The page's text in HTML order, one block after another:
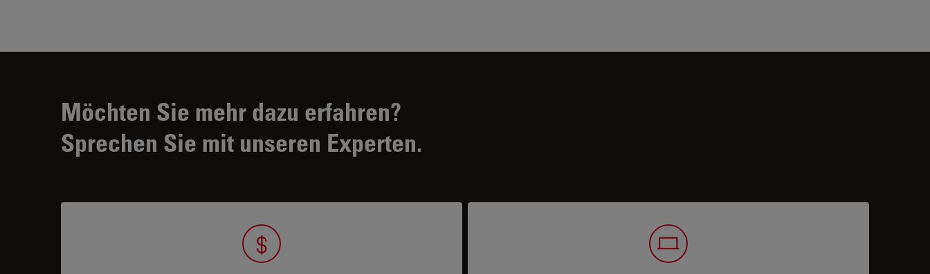
Möchten Sie mehr dazu erfahren?
Sprechen Sie mit unseren Experten.